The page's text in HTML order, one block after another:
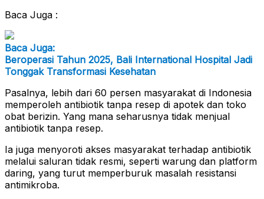
Baca Juga :
Baca Juga:
Beroperasi Tahun 2025, Bali International Hospital Jadi
Tonggak Transformasi Kesehatan
Pasalnya, lebih dari 60 persen masyarakat di Indonesia
memperoleh antibiotik tanpa resep di apotek dan toko
obat berizin. Yang mana seharusnya tidak menjual
antibiotik tanpa resep.
Ia juga menyoroti akses masyarakat terhadap antibiotik
melalui saluran tidak resmi, seperti warung dan platform
daring, yang turut memperburuk masalah resistansi
antimikroba.